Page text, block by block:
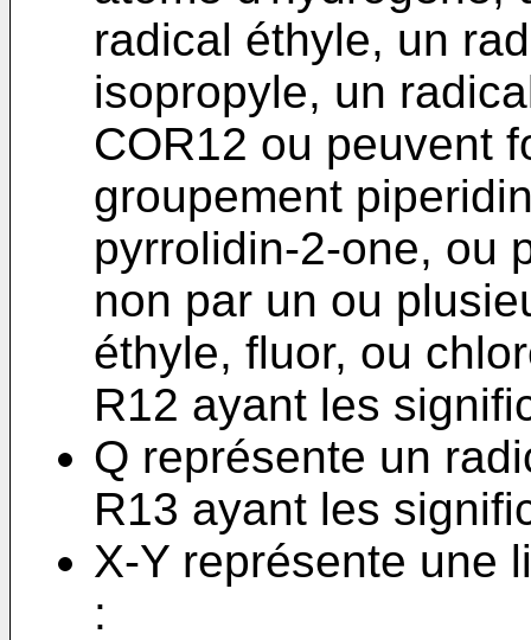
radical éthyle, un
isopropyle, un
COR12 ou peuvent
groupement
pyrrolidin-2-one, ou
non par un ou
éthyle, fluor, ou
R12 ayant les
Q représente un
R13 ayant les
X-Y représente une
: